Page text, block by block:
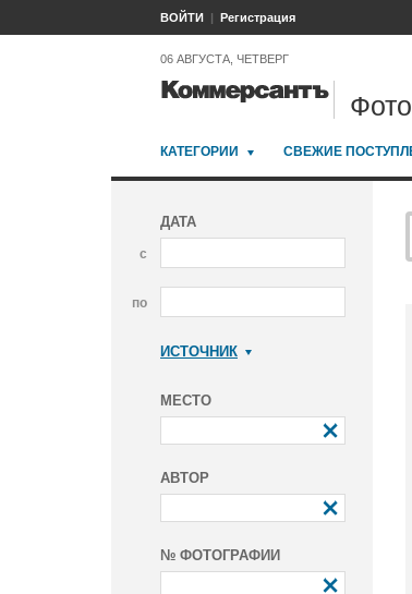
ВОЙТИ Регистрация
06 АВГУСТА, ЧЕТВЕРГ
Фото
КАТЕГОРИИ СВЕЖИЕ
ДАТА
с
по
ИСТОЧНИК
МЕСТО
АВТОР
№ ФОТОГРАФИИ